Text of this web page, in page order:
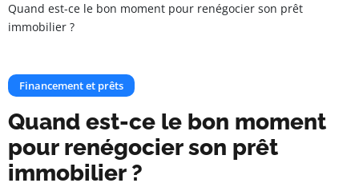
Quand est-ce le bon moment pour renégocier son prêt
immobilier ?
Financement et prêts
Quand est-ce le bon moment
pour renégocier son prêt
immobilier ?